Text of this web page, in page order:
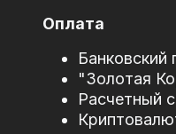
Оплата
Банковский
"Золотая
Расчетный